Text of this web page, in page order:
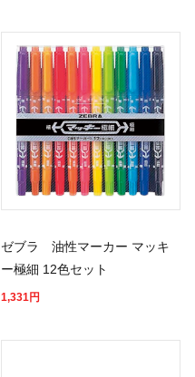
ゼブラ 油性マーカー マッキ
ー極細 12色セット
1,331円